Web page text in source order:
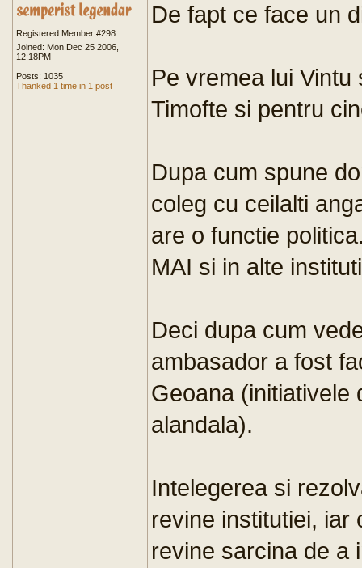
Registered Member #298
Joined: Mon Dec 25 2006,
12:18PM
Posts: 1035
Thanked 1 time in 1 post
De fapt ce face un
Pe vremea lui
Timofte si pentru
Dupa cum spune
coleg cu ceilalti
are o functie
MAI si in alte
Deci dupa cum
ambasador a fost
Geoana (initiativele
alandala).
Intelegerea si
revine institutiei, iar
revine sarcina de a